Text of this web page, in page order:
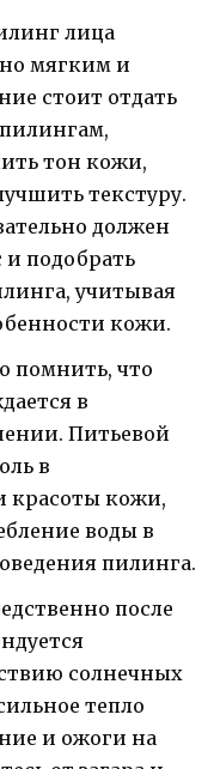
лица
мягким и
стоит отдать
тон кожи,
текстуру.
должен
и подобрать
учитывая
кожи.
помнить, что
в
Питьевой
в
красоты кожи,
воды в
пилинга.
после
солнечных
тепло
и ожоги на